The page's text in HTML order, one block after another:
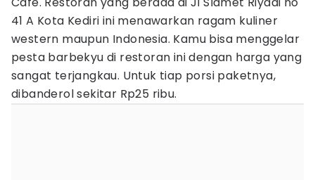
41 A Kota Kediri ini menawarkan ragam kuliner
western maupun Indonesia. Kamu bisa menggelar
pesta barbekyu di restoran ini dengan harga yang
sangat terjangkau. Untuk tiap porsi paketnya,
dibanderol sekitar Rp25 ribu.